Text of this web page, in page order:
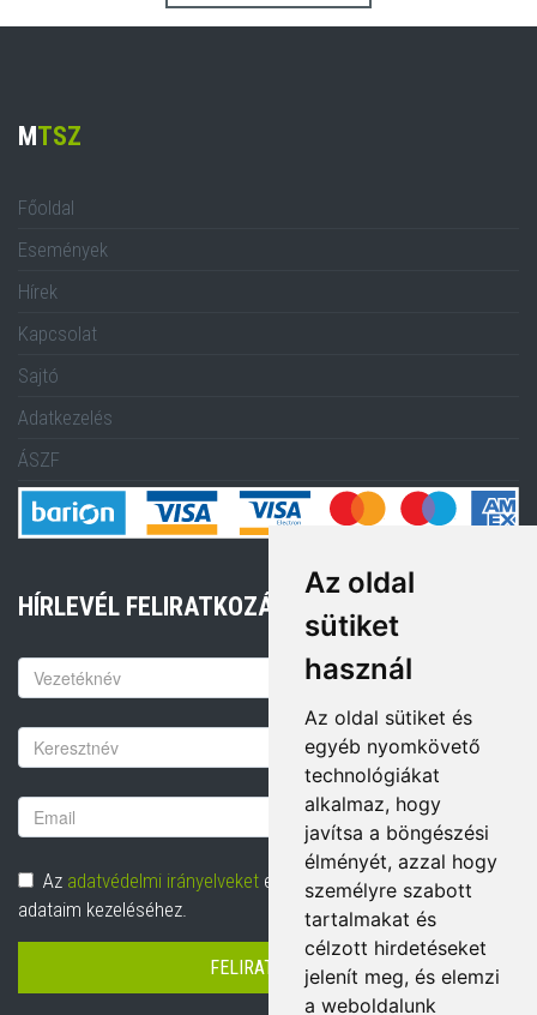
Az oldal
sütiket
használ
Az oldal sütiket és
egyéb nyomkövető
technológiákat
alkalmaz, hogy
javítsa a böngészési
élményét, azzal hogy
személyre szabott
tartalmakat és
célzott hirdetéseket
jelenít meg, és elemzi
a weboldalunk
MTSZ
Főoldal
Események
Hírek
Kapcsolat
Sajtó
Adatkezelés
ÁSZF
HÍRLEVÉL FELIRATKOZÁS
Keresztnév
Vezetéknév
Email
cím
Adatvédelem
Az adatvédelmi irányelveket elolvastam és hozzájárulok
adataim kezeléséhez.
FELIRATKOZÁS